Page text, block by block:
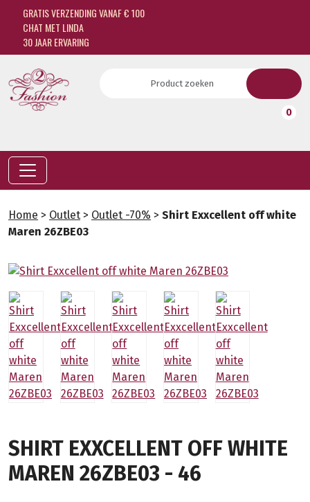
GRATIS VERZENDING VANAF € 100
CHAT MET LINDA
30 JAAR ERVARING
0
Home > Outlet > Outlet -70% > Shirt Exxcellent off white
Maren 26ZBE03
SHIRT EXXCELLENT OFF WHITE
MAREN 26ZBE03 - 46